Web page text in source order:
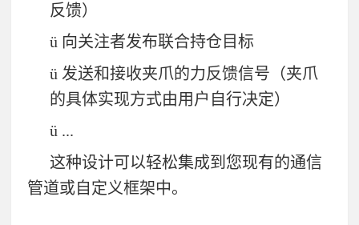
反馈）
ü 向关注者发布联合持仓目标
ü 发送和接收夹爪的力反馈信号（夹爪
的具体实现方式由用户自行决定）
ü ...
这种设计可以轻松集成到您现有的通信
管道或自定义框架中。